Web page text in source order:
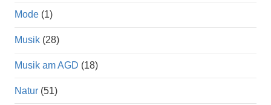
Mode (1)
Musik (28)
Musik am AGD (18)
Natur (51)